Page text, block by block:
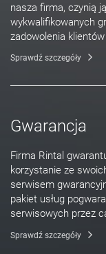
nasza firma, czynią
wykwalifikowanych
zadowolenia
Sprawdź szczegóły
Gwarancja
Firma Rintal
korzystanie ze
serwisem
pakiet usług
serwisowych przez
Sprawdź szczegóły